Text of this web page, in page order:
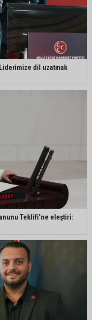
dil uzatmak
Teklifi’ne eleştiri: